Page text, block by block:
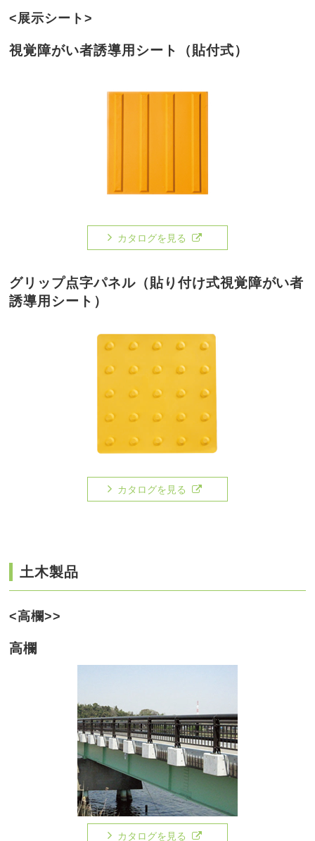
<展示シート>
視覚障がい者誘導用シート（貼付式）
カタログを見る
グリップ点字パネル（貼り付け式視覚障がい者
誘導用シート）
カタログを見る
土木製品
<高欄>>
高欄
カタログを見る